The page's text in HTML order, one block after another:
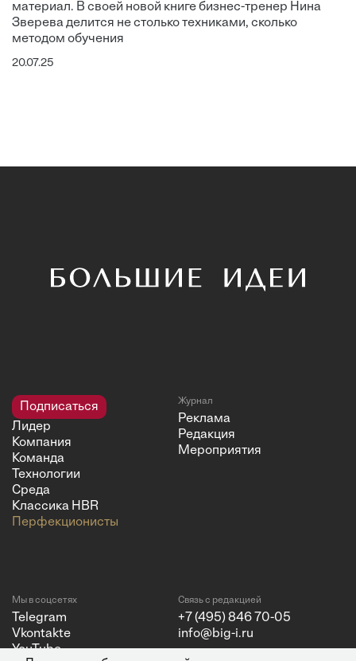
материал. В своей новой книге бизнес-тренер Нина
Зверева делится не столько техниками, сколько
методом обучения
20.07.25
Подписаться
Лидер
Компания
Команда
Технологии
Среда
Классика HBR
Перфекционисты
Журнал
Реклама
Редакция
Мероприятия
Мы в соцсетях
Telegram
Vkontakte
YouTube
Связь с редакцией
+7 (495) 846 70-05
info@big-i.ru